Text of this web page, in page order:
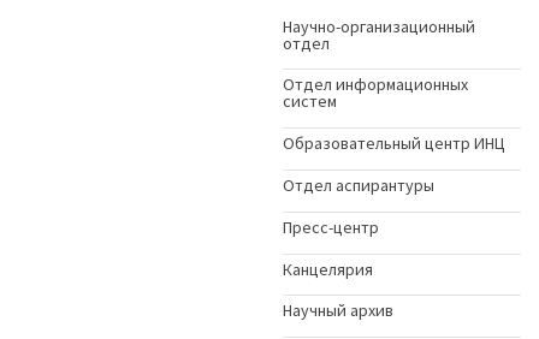
Научно-организационный
отдел
Отдел информационных
систем
Образовательный центр ИНЦ
Отдел аспирантуры
Пресс-центр
Канцелярия
Научный архив